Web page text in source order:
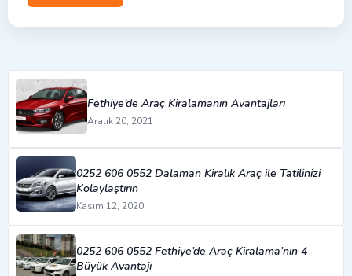
Fethiye’de Araç Kiralamanın Avantajları
Aralık 20, 2021
0252 606 0552 Dalaman Kiralık Araç ile Tatilinizi
Kolaylaştırın
Kasım 12, 2020
0252 606 0552 Fethiye’de Araç Kiralama’nın 4
Büyük Avantajı